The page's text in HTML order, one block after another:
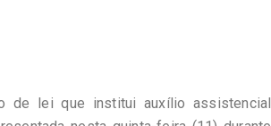
de lei que institui auxílio assistencial